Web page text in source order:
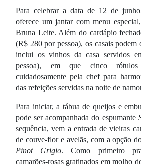
Para celebrar a data de 12 de
oferece um jantar com menu
Bruna Leite. Além do cardápio
(R$ 280 por pessoa), os casais podem
inclui os vinhos da casa servidos
pessoa), em que cinco rótulos
cuidadosamente pela chef para
das refeições servidas na noite de
Para iniciar, a tábua de queijos e
pode ser acompanhada do espumante
sequência, vem a entrada de vieiras
de couve-flor e avelãs, com a opção
Pinot Grigio. Como primeiro
camarões-rosas gratinados em molho